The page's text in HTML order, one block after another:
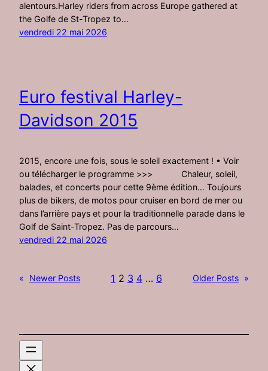
alentours.Harley riders from across Europe gathered at
the Golfe de St-Tropez to…
vendredi 22 mai 2026
Euro festival Harley-
Davidson 2015
2015, encore une fois, sous le soleil exactement ! • Voir
ou télécharger le programme >>> Chaleur, soleil,
balades, et concerts pour cette 9ème édition… Toujours
plus de bikers, de motos pour cruiser en bord de mer ou
dans l’arrière pays et pour la traditionnelle parade dans le
Golf de Saint-Tropez. Pas de parcours…
vendredi 22 mai 2026
« Newer Posts 1 2 3 4 … 6 Older Posts »